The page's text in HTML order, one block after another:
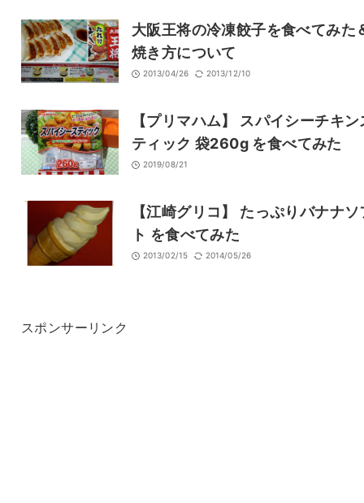
大阪王将の冷凍餃子を食べてみた
焼き方について
2013/04/26 2013/12/10
【プリマハム】 スパイシーチキン
ティック 袋260g を食べてみた
2019/08/21
【江崎グリコ】 たっぷりバナナソ
ト を食べてみた
2013/02/15 2014/05/26
スポンサーリンク